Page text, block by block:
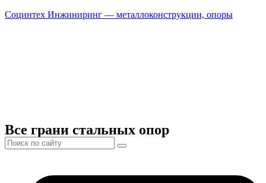
Социнтех Инжиниринг — металлоконструкции, опоры
Все грани стальных опор